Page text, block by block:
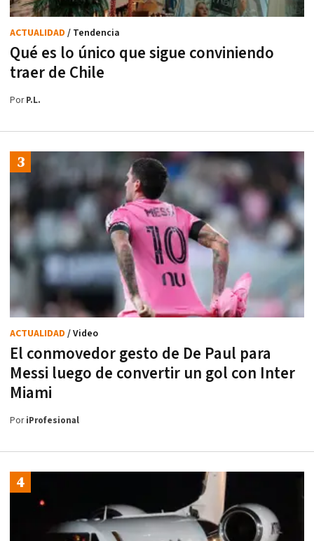
Qué es lo único que sigue conviniendo
traer de Chile
ACTUALIDAD / Tendencia
PorP.L.
El conmovedor gesto de De Paul para
Messi luego de convertir un gol con Inter
Miami
ACTUALIDAD / Video
PoriProfesional